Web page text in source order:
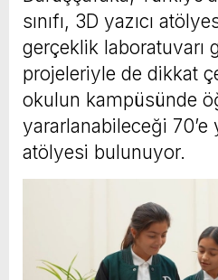
sınıfı, 3D yazıcı
gerçeklik laboratuvarı
projeleriyle de dikkat
okulun kampüsünde
yararlanabileceği 70’e
atölyesi bulunuyor.